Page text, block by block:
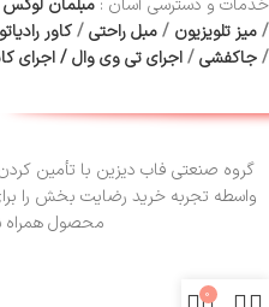
خدمات و دسترسی آسان :مبلمان
/میز تلویزیون /مبل راحتی/کاور
/جاکفشی/اجرای تی وی وال/اجرای
گروه صنعتی فاب دیزین با تأمین
واسطه تجربه خرید رضایت بخش را
محصول همراه
0